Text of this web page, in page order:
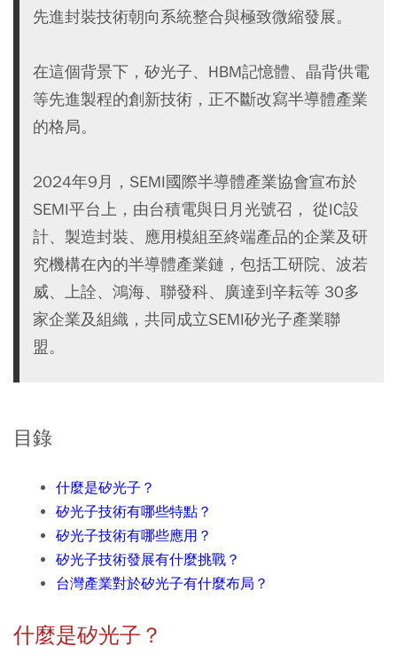
先進封裝技術朝向系統整合與極致微縮發展。
在這個背景下，矽光子、HBM記憶體、晶背供電
等先進製程的創新技術，正不斷改寫半導體產業
的格局。
2024年9月，SEMI國際半導體產業協會宣布於
SEMI平台上，由台積電與日月光號召， 從IC設
計、製造封裝、應用模組至終端產品的企業及研
究機構在內的半導體產業鏈，包括工研院、波若
威、上詮、鴻海、聯發科、廣達到辛耘等 30多
家企業及組織，共同成立SEMI矽光子產業聯
盟。
目錄
什麼是矽光子？
矽光子技術有哪些特點？
矽光子技術有哪些應用？
矽光子技術發展有什麼挑戰？
台灣產業對於矽光子有什麼布局？
什麼是矽光子？